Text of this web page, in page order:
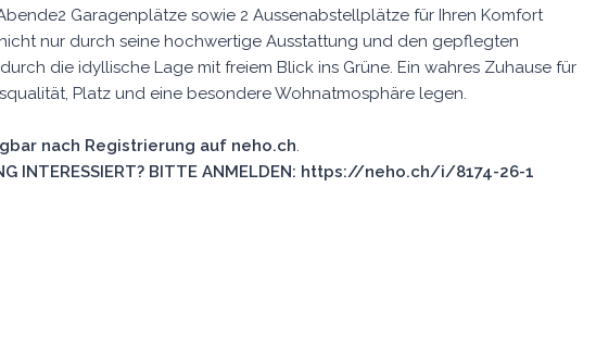
Garagenplätze sowie 2 Aussenabstellplätze für Ihren Komfort
nur durch seine hochwertige Ausstattung und den gepflegten
die idyllische Lage mit freiem Blick ins Grüne. Ein wahres Zuhause für
Platz und eine besondere Wohnatmosphäre legen.
nach Registrierung auf neho.ch.
INTERESSIERT? BITTE ANMELDEN: https://neho.ch/i/8174-26-1